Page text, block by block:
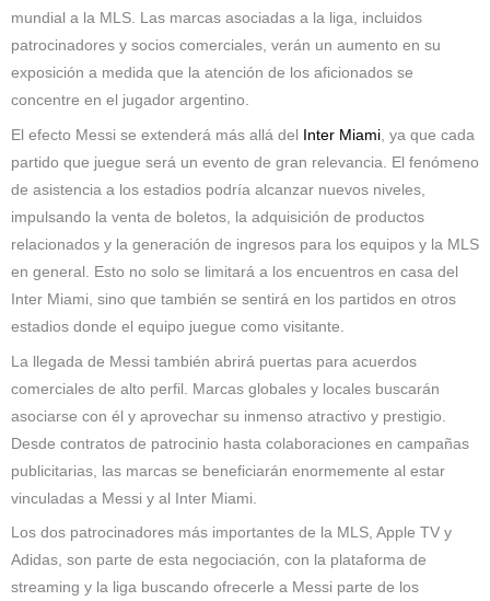
mundial a la MLS. Las marcas asociadas a la liga, incluidos
patrocinadores y socios comerciales, verán un aumento en su
exposición a medida que la atención de los aficionados se
concentre en el jugador argentino.
El efecto Messi se extenderá más allá del Inter Miami , ya que cada
partido que juegue será un evento de gran relevancia. El fenómeno
de asistencia a los estadios podría alcanzar nuevos niveles,
impulsando la venta de boletos, la adquisición de productos
relacionados y la generación de ingresos para los equipos y la MLS
en general. Esto no solo se limitará a los encuentros en casa del
Inter Miami, sino que también se sentirá en los partidos en otros
estadios donde el equipo juegue como visitante.
La llegada de Messi también abrirá puertas para acuerdos
comerciales de alto perfil. Marcas globales y locales buscarán
asociarse con él y aprovechar su inmenso atractivo y prestigio.
Desde contratos de patrocinio hasta colaboraciones en campañas
publicitarias, las marcas se beneficiarán enormemente al estar
vinculadas a Messi y al Inter Miami.
Los dos patrocinadores más importantes de la MLS, Apple TV y
Adidas, son parte de esta negociación, con la plataforma de
streaming y la liga buscando ofrecerle a Messi parte de los